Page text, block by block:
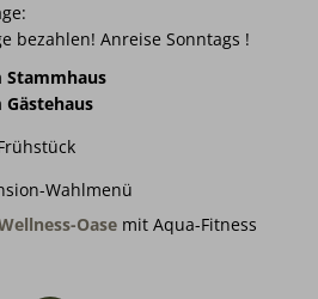
bezahlen! Anreise Sonntags !
Stammhaus
Gästehaus
Wahlmenü
Oasemit Aqua-Fitness